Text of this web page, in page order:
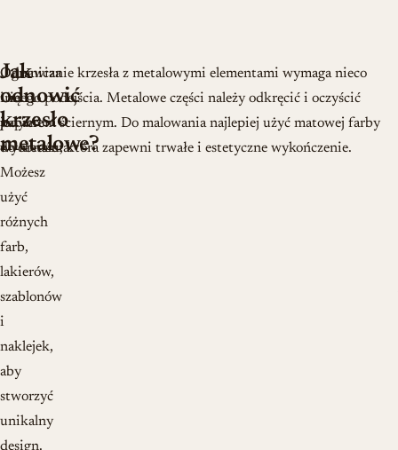
Ogranicza
Cię
jedynie
wyobraźnia.
Możesz
użyć
różnych
farb,
lakierów,
szablonów
i
naklejek,
aby
stworzyć
unikalny
design.
Jak
odnowić
krzesło
metalowe?
Odnawianie krzesła z metalowymi elementami wymaga nieco
innego podejścia. Metalowe części należy odkręcić i oczyścić
papierem ściernym. Do malowania najlepiej użyć matowej farby
do metalu, która zapewni trwałe i estetyczne wykończenie.